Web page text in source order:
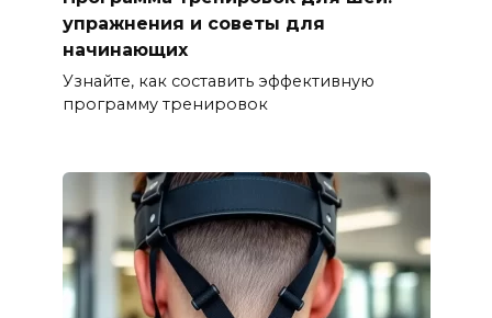
упражнения и советы для
начинающих
Узнайте, как составить эффективную
программу тренировок